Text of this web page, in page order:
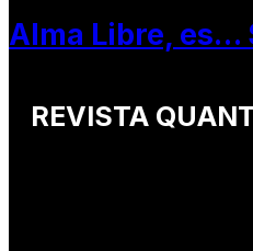
Alma Libre, es…
REVISTA